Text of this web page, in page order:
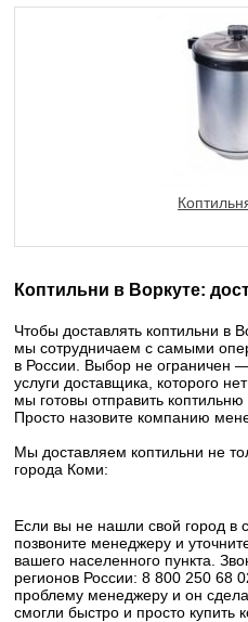
Коптильни в Воркуте:
Чтобы доставлять коптильни в
мы сотрудничаем с самыми
в России. Выбор не ограничен
услуги доставщика, которого
мы готовы отправить
Просто назовите компанию
Мы доставляем коптильни не
города Коми:
Если вы не нашли свой город в
позвоните менеджеру и
вашего населенного пункта.
регионов России: 8 800 250 68
проблему менеджеру и он
смогли быстро и просто купить